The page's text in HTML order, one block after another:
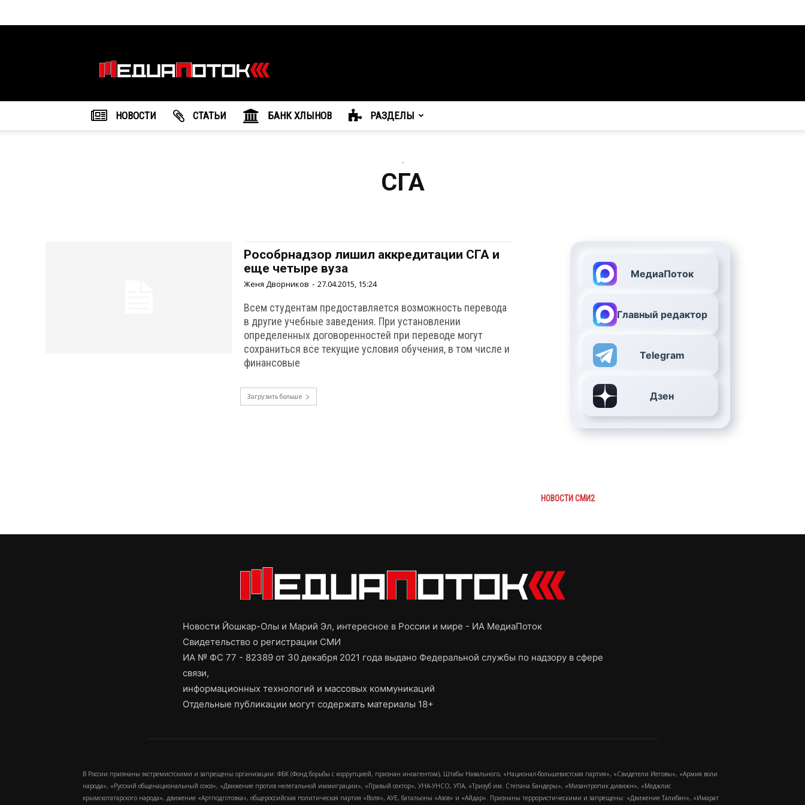
агентство
"МедиаПоток"
НОВОСТИ CТАТЬИ БАНК ХЛЫНОВ РАЗДЕЛЫ
-
СГА
Рособрнадзор лишил аккредитации СГА и
еще четыре вуза
Женя Дворников - 27.04.2015, 15:24
Всем студентам предоставляется возможность перевода
в другие учебные заведения. При установлении
определенных договоренностей при переводе могут
сохраниться все текущие условия обучения, в том числе и
финансовые
Загрузить больше
МедиаПоток
Главный редактор
Telegram
Дзен
НОВОСТИ СМИ2
Новости Йошкар-Олы и Марий Эл, интересное в России и мире - ИА МедиаПоток
Свидетельство о регистрации СМИ
ИА № ФС 77 - 82389 от 30 декабря 2021 года выдано Федеральной службы по надзору в сфере
связи,
информационных технологий и массовых коммуникаций
Отдельные публикации могут содержать материалы 18+
В России признаны экстремистскими и запрещены организации: ФБК (Фонд борьбы с коррупцией, признан иноагентом), Штабы Навального, «Национал-большевистская партия», «Свидетели Иеговы», «Армия воли
народа», «Русский общенациональный союз», «Движение против нелегальной иммиграции», «Правый сектор», УНА-УНСО, УПА, «Тризуб им. Степана Бандеры», «Мизантропик дивижн», «Меджлис
крымскотатарского народа», движение «Артподготовка», общероссийская политическая партия «Воля», АУЕ, батальоны «Азов» и «Айдар». Признаны террористическими и запрещены: «Движение Талибан», «Имарат